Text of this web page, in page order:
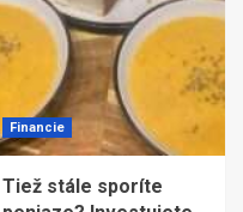
Financie
Tiež stále sporíte